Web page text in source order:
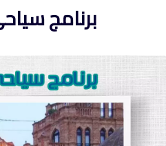
برنامج